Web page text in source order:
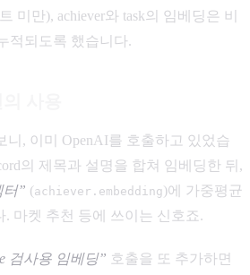
미만), achiever와 task의 임베딩은 비
적되도록 했습니다.
니, 이미 OpenAI를 호출하고 있었습
의 제목과 설명을 합쳐 임베딩한 뒤,
터” (achiever.embedding )에 가중평균
. 마켓 추천 등에 쓰이는 신호죠.
검사용 임베딩” 호출을 또 추가하면